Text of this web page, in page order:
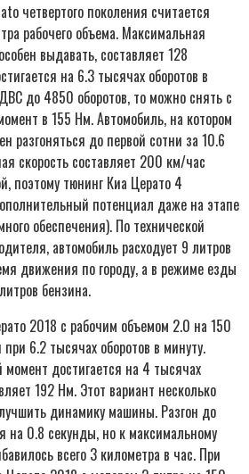
четвертого поколения считается
рабочего объема. Максимальная
выдавать, составляет 128
на 6.3 тысячах оборотов в
до 4850 оборотов, то можно снять с
в 155 Нм. Автомобиль, на котором
разгоняться до первой сотни за 10.6
скорость составляет 200 км/час
поэтому тюнинг Киа Церато 4
потенциал даже на этапе
обеспечения). По технической
автомобиль расходует 9 литров
движения по городу, а в режиме езды
бензина.
2018 с рабочим объемом 2.0 на 150
6.2 тысячах оборотов в минуту.
достигается на 4 тысячах
192 Нм. Этот вариант несколько
динамику машины. Разгон до
на 0.8 секунды, но к максимальному
всего 3 километра в час. При